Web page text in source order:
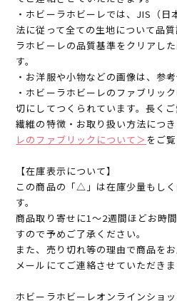
・ホビーラホビーレでは、JIS（
法に従って全ての生地について品
ラホビーレの品質基準をクリアし
す。
・お洋服や小物などの画像は、参考
・ホビーラホビーレのファブリッ
切にしてつくられています。長く
繊維の特徴・お取り扱い方法につ
レのファブリックについて＞ をご
【在庫表示について】
この商品の「△」は在庫少量もし
す。
商品取り寄せに1～2週間ほどお時
すので予めご了承ください。
また、売り切れ等の理由で商品を
メールにてご連絡させていただきま
ホビーラホビーレオンラインショ